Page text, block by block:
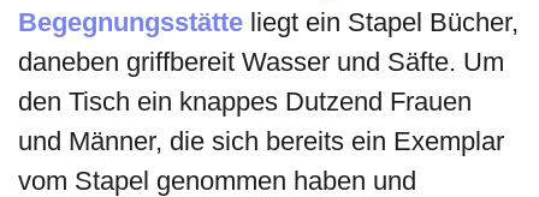
Begegnungsstätte liegt ein Stapel Bücher,
daneben griffbereit Wasser und Säfte. Um
den Tisch ein knappes Dutzend Frauen
und Männer, die sich bereits ein Exemplar
vom Stapel genommen haben und